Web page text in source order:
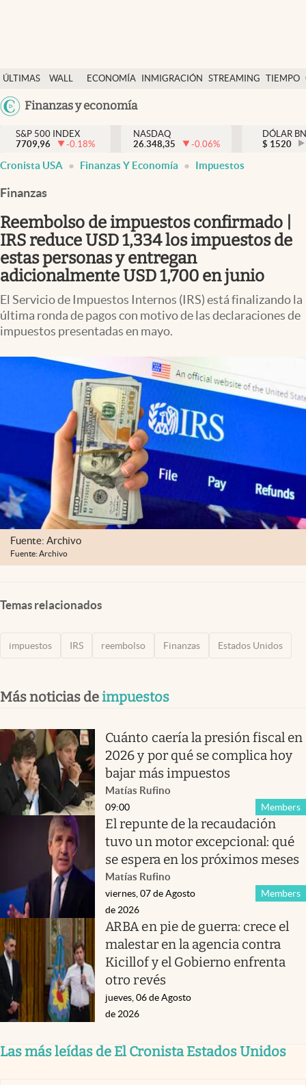
ÚLTIMAS
NOTICIAS
WALL
DÓLAR
ECONOMÍA INMIGRACIÓN STREAMING TIEMPO
México
Finanzas y economía
Finanzas y economía
Wall Street y dólar
Inmigración
Espiritual
Streaming
Lifestyle
S&P 500 INDEX
7709,96
-0.18%
NASDAQ
26.348,35
-0.06%
DÓLAR
$ 1520
Cronista USA Finanzas Y Economía Impuestos
Finanzas
Reembolso de impuestos confirmado |
IRS reduce USD 1,334 los impuestos de
estas personas y entregan
adicionalmente USD 1,700 en junio
El Servicio de Impuestos Internos (IRS) está finalizando la
última ronda de pagos con motivo de las declaraciones de
impuestos presentadas en mayo.
Fuente: Archivo
Fuente: Archivo
Temas relacionados
impuestos IRS reembolso Finanzas Estados Unidos
Más noticias deimpuestos
Cuánto caería la presión fiscal en
2026 y por qué se complica hoy
bajar más impuestos
Matías Rufino
Members
09:00
El repunte de la recaudación
tuvo un motor excepcional: qué
se espera en los próximos meses
Matías Rufino
Members
viernes, 07 de Agosto
de 2026
ARBA en pie de guerra: crece el
malestar en la agencia contra
Kicillof y el Gobierno enfrenta
otro revés
jueves, 06 de Agosto
de 2026
Las más leídas de El Cronista Estados Unidos